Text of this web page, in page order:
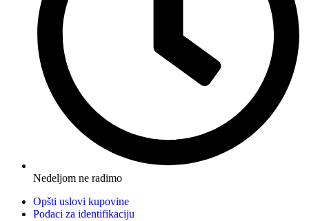
Nedeljom ne radimo
Opšti uslovi kupovine
Podaci za identifikaciju